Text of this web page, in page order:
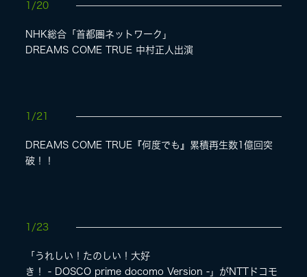
1/20
NHK総合「首都圏ネットワーク」
DREAMS COME TRUE 中村正人出演
1/21
DREAMS COME TRUE『何度でも』累積再生数1億回突
破！！
1/23
「うれしい！たのしい！大好
き！ - DOSCO prime docomo Version -」がNTTドコモ